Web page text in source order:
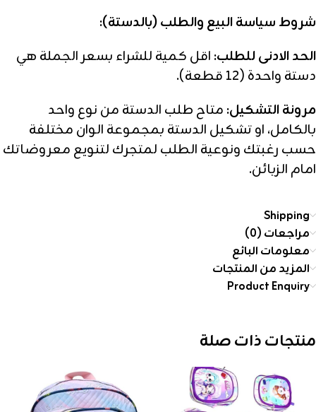
شروط سياسة البيع والطلب (بالدستة):
الحد الادنى للطلب: اقل كمية للشراء بسعر الجملة هي
دستة واحدة (12 قطعة).
مرونة التشكيل: متاح طلب الدستة من نوع واحد
بالكامل، او تشكيل الدستة بمجموعة الوان مختلفة
حسب رغبتك ونوعية الطلب لمتجرك لتنويع معروضاتك
امام الزبائن.
Shipping
مراجعات (0)
معلومات البائع
المزيد من المنتجات
Product Enquiry
منتجات ذات صلة